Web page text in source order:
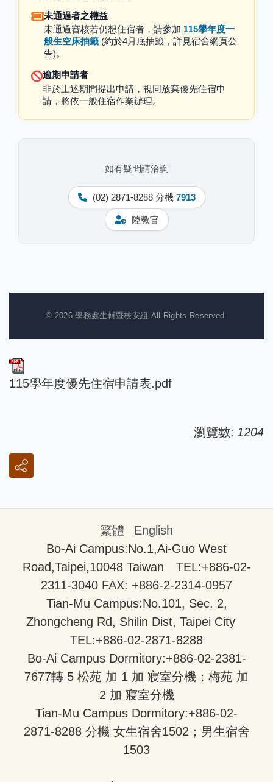
未通過者之權益
未通過審核若仍想住宿者，請參加 115學年度一
般生空床抽籤 (約於4月底抽籤，詳見宿舍網頁公
告)。
逾期申請者
非於上述期間提出申請，視同放棄優先住宿申
請，將依一般住宿作業辦理。
如有疑問請洽詢
(02) 2871-8288 分機 7913
陸教官
© 2026 學務處生輔暨校安組 All Rights Reserved.
115學年度優先住宿申請表.pdf
瀏覽數: 1204
繁體
English
Bo-Ai Campus:No.1,Ai-Guo West
Road,Taipei,10048 Taiwan TEL:+886-02-
2311-3040 FAX: +886-2-2314-0957
Tian-Mu Campus:No.101, Sec. 2,
Zhongcheng Rd, Shilin Dist, Taipei City
TEL:+886-02-2871-8288
Bo-Ai Campus Dormitory:+886-02-2381-
7677轉 5 松苑 加 1 加 寢室分機；梅苑 加
2 加 寢室分機
Tian-Mu Campus Dormitory:+886-02-
2871-8288 分機 女生宿舍1502；男生宿舍
1503